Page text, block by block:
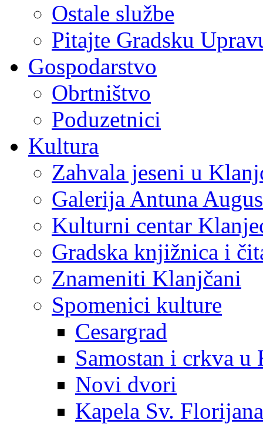
Ostale službe
Pitajte Gradsku
Gospodarstvo
Obrtništvo
Poduzetnici
Kultura
Zahvala jeseni u
Galerija Antuna
Kulturni centar
Gradska knjižnica i
Znameniti Klanjčani
Spomenici kulture
Cesargrad
Samostan i crkva u
Novi dvori
Kapela Sv. Florijana